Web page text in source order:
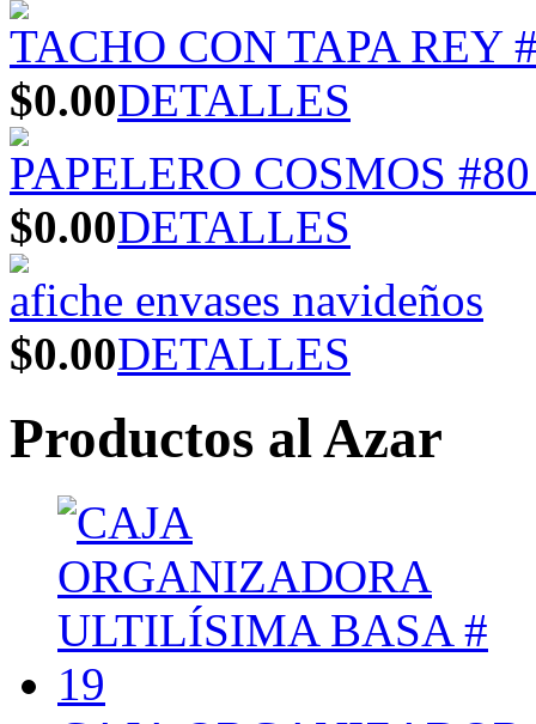
TACHO CON TAPA REY
$0.00DETALLES
PAPELERO COSMOS
$0.00DETALLES
afiche envases navideños
$0.00DETALLES
Productos al Azar